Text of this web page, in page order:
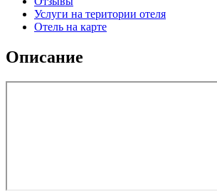
Услуги на територии отеля
Отель на карте
Описание